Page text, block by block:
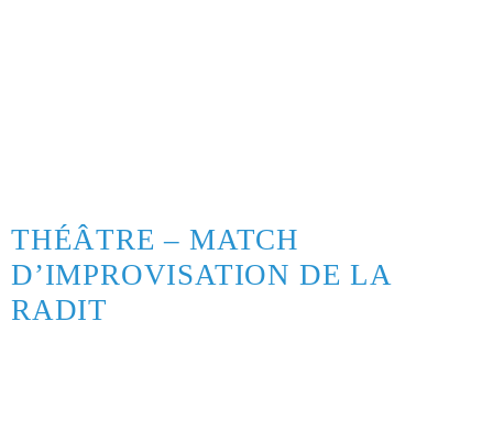
THÉÂTRE – MATCH
D’IMPROVISATION DE LA
RADIT